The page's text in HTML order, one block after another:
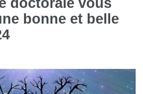
bonne et belle